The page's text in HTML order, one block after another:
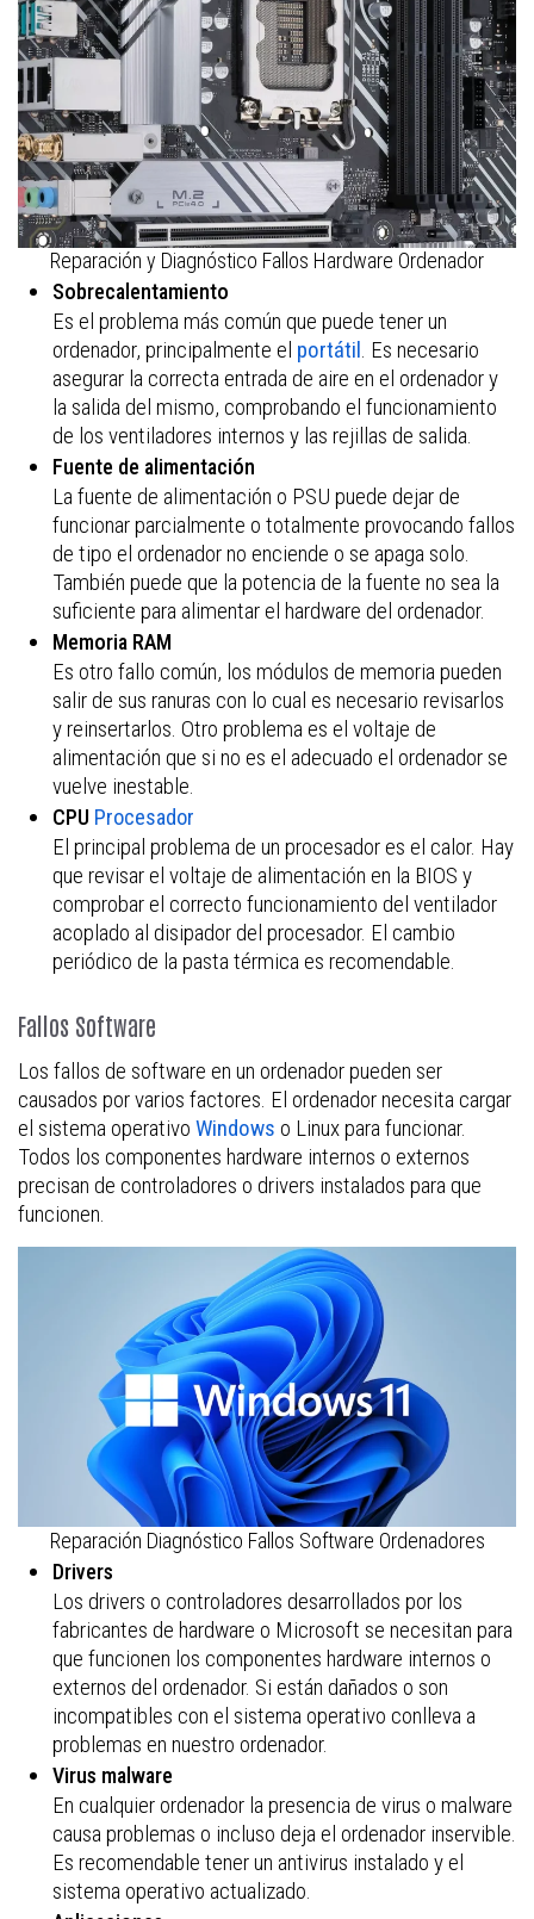
Reparación y Diagnóstico Fallos Hardware Ordenador
Sobrecalentamiento
Es el problema más común que puede tener un
ordenador, principalmente el portátil. Es necesario
asegurar la correcta entrada de aire en el ordenador y
la salida del mismo, comprobando el funcionamiento
de los ventiladores internos y las rejillas de salida.
Fuente de alimentación
La fuente de alimentación o PSU puede dejar de
funcionar parcialmente o totalmente provocando fallos
de tipo el ordenador no enciende o se apaga solo.
También puede que la potencia de la fuente no sea la
suficiente para alimentar el hardware del ordenador.
Memoria RAM
Es otro fallo común, los módulos de memoria pueden
salir de sus ranuras con lo cual es necesario revisarlos
y reinsertarlos. Otro problema es el voltaje de
alimentación que si no es el adecuado el ordenador se
vuelve inestable.
CPU Procesador
El principal problema de un procesador es el calor. Hay
que revisar el voltaje de alimentación en la BIOS y
comprobar el correcto funcionamiento del ventilador
acoplado al disipador del procesador. El cambio
periódico de la pasta térmica es recomendable.
Fallos Software
Los fallos de software en un ordenador pueden ser
causados por varios factores. El ordenador necesita cargar
el sistema operativo Windows o Linux para funcionar.
Todos los componentes hardware internos o externos
precisan de controladores o drivers instalados para que
funcionen.
Reparación Diagnóstico Fallos Software Ordenadores
Drivers
Los drivers o controladores desarrollados por los
fabricantes de hardware o Microsoft se necesitan para
que funcionen los componentes hardware internos o
externos del ordenador. Si están dañados o son
incompatibles con el sistema operativo conlleva a
problemas en nuestro ordenador.
Virus malware
En cualquier ordenador la presencia de virus o malware
causa problemas o incluso deja el ordenador inservible.
Es recomendable tener un antivirus instalado y el
sistema operativo actualizado.